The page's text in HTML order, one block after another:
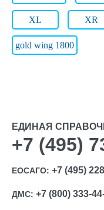
XL XR
gold wing 1800
ЕДИНАЯ
+7 (495)
ЕОСАГО: +7 (495)
ДМС: +7 (800) 333-